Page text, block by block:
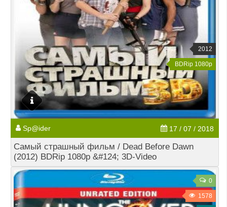
2012
BDRip 1080p
Sp@ider 17 / 07 / 2018
Самый страшный фильм / Dead Before Dawn
(2012) BDRip 1080p &#124; 3D-Video
0
1578